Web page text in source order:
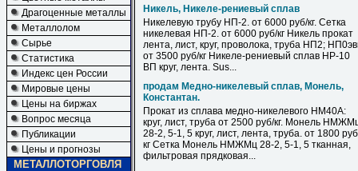
Драгоценные металлы
Металлолом
Сырье
Статистика
Индекс цен России
Мировые цены
Цены на биржах
Вопрос месяца
Публикации
Цены и прогнозы
МЕТАЛЛОТОРГОВЛЯ
Никель, Никеле-рениевый сплав
Никелевую трубу НП-2. от 6000 руб/кг. Сетка
никелевая НП-2. от 6000 руб/кг Никель прокат
лента, лист, круг, проволока, труба НП2;
от 3500 руб/кг Никеле-рениевый сплав НР-10
ВП круг, лента. Sus...
продам Медно-никелевый сплав, Монель,
Константан.
Прокат из сплава медно-никелевого НМ40А:
круг, лист, труба от 2500 руб/кг. Монель
28-2, 5-1, 5 круг, лист, лента, труба. от 1800
кг Сетка Монель НМЖМц 28-2, 5-1, 5 тканная,
фильтровая прядковая...